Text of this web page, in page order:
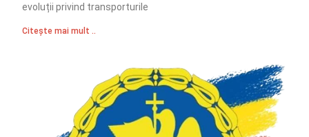
evoluții privind transporturile
Citește mai mult ..